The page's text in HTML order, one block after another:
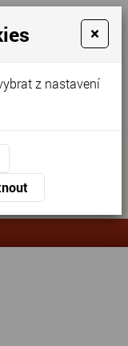
551
lysa.cz
×
z nastavení